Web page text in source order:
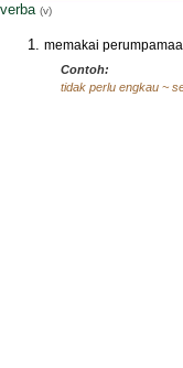
verba (v)
memakai
Contoh:
tidak perlu engkau ~